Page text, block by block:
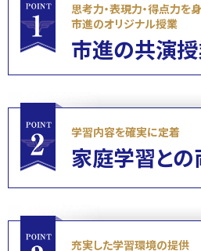
思考力・表現力・得点力を
市進のオリジナル授業
市進の共演
応用力を育み、考えさ
先生と生徒がやりとりをしなが
過程を共有し、考える力を養い
ル回転。単なる答え合わせでは
るポイントなどを先生が“発問”す
力、得点力を身につける
学習内容を確実に定着
家庭学習と
徹底しためんどうみ 市進オ
充実した学習環境の提供